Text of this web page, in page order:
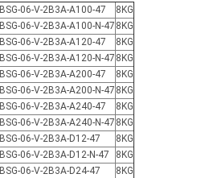
BSG-06-V-2B3A-A100-47
8KG
BSG-06-V-2B3A-A100-N-47 8KG
BSG-06-V-2B3A-A120-47
8KG
BSG-06-V-2B3A-A120-N-47 8KG
BSG-06-V-2B3A-A200-47
8KG
BSG-06-V-2B3A-A200-N-47 8KG
BSG-06-V-2B3A-A240-47
8KG
BSG-06-V-2B3A-A240-N-47 8KG
BSG-06-V-2B3A-D12-47
8KG
BSG-06-V-2B3A-D12-N-47
8KG
BSG-06-V-2B3A-D24-47
8KG